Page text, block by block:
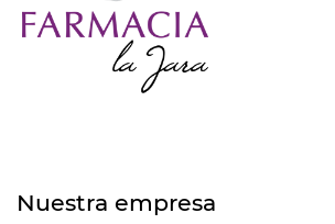
Nuestra empresa